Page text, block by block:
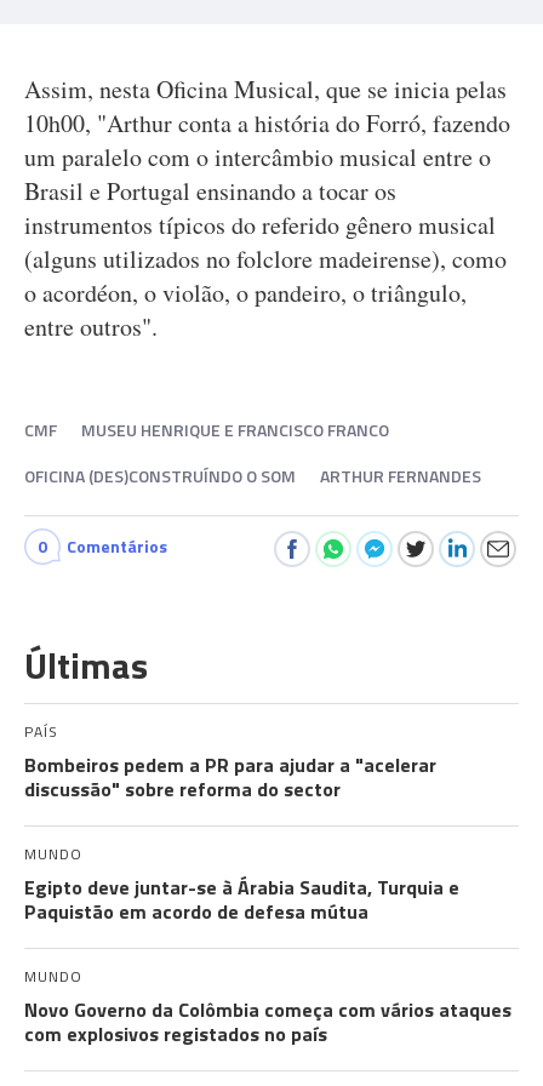
Assim, nesta Oficina Musical, que se inicia pelas
10h00, "Arthur conta a história do Forró, fazendo
um paralelo com o intercâmbio musical entre o
Brasil e Portugal ensinando a tocar os
instrumentos típicos do referido gênero musical
(alguns utilizados no folclore madeirense), como
o acordéon, o violão, o pandeiro, o triângulo,
entre outros".
CMF
MUSEU HENRIQUE E FRANCISCO FRANCO
OFICINA (DES)CONSTRUÍNDO O SOM
ARTHUR FERNANDES
0 Comentários
Últimas
PAÍS
Bombeiros pedem a PR para ajudar a "acelerar
discussão" sobre reforma do sector
MUNDO
Egipto deve juntar-se à Árabia Saudita, Turquia e
Paquistão em acordo de defesa mútua
MUNDO
Novo Governo da Colômbia começa com vários ataques
com explosivos registados no país